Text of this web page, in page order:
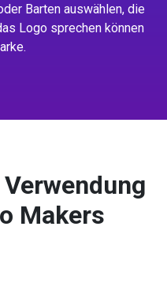
Barten auswählen, die
Logo sprechen können
Makers